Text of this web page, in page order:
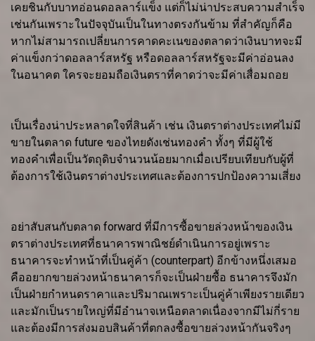
เคยชินกับบาทอ่อนดอลลาร์แข็ง แต่ก็ไม่น่าประสบความสำเร็จ
เช่นกันเพราะในปัจจุบันเป็นในทางตรงกันข้าม ที่สำคัญก็คือ
หากไม่สามารถเปลี่ยนการคาดคะเนของตลาดว่าเงินบาทจะมี
ค่าแข็งกว่าดอลลาร์สหรัฐ หรือดอลลาร์สหรัฐจะมีค่าอ่อนลง
ในอนาคต ใครจะยอมถือเงินตราที่คาดว่าจะมีค่าเสื่อมถอย
เป็นเรื่องน่าประหลาดใจที่สินค้า เช่น เงินตราต่างประเทศไม่มี
ขายในตลาด future ของไทยดังเช่นทองคำ ทั้งๆ ที่มีผู้ใช้
ทองคำเพื่อเป็นวัตถุดิบจำนวนน้อยมากเมื่อเปรียบเทียบกับผู้ที่
ต้องการใช้เงินตราต่างประเทศและต้องการปกป้องความเสี่ยง
อย่าสับสนกับตลาด forward ที่มีการซื้อขายล่วงหน้าของเงิน
ตราต่างประเทศที่ธนาคารพาณิชย์ดำเนินการอยู่เพราะ
ธนาคารจะทำหน้าที่เป็นคู่ค้า (counterpart) อีกข้างหนึ่งเสมอ
คืออยากขายล่วงหน้าธนาคารก็จะเป็นฝ่ายซื้อ ธนาคารจึงมัก
เป็นฝ่ายกำหนดราคาและปริมาณเพราะเป็นคู่ค้าเพียงรายเดียว
และมักเป็นรายใหญ่ที่มีอำนาจเหนือตลาดเนื่องจากมีไม่กี่ราย
และต้องมีการส่งมอบสินค้าที่ตกลงซื้อขายล่วงหน้ากันจริงๆ